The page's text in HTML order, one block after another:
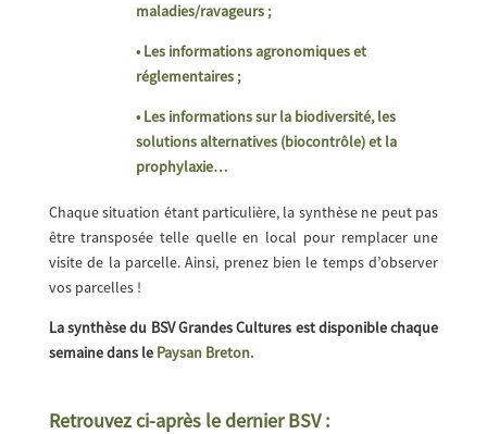
maladies/ravageurs ;
• Les informations agronomiques et
réglementaires ;
• Les informations sur la biodiversité, les
solutions alternatives (biocontrôle) et la
prophylaxie…
Chaque situation étant particulière, la synthèse ne peut pas
être transposée telle quelle en local pour remplacer une
visite de la parcelle. Ainsi, prenez bien le temps d’observer
vos parcelles !
La synthèse du BSV Grandes Cultures est disponible chaque
semaine dans le Paysan Breton.
Retrouvez ci-après le dernier BSV :